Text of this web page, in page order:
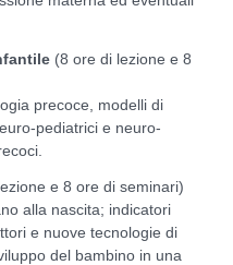
(8 ore di lezione e 8
precoce, modelli di
pediatrici e neuro-
e 8 ore di seminari)
alla nascita; indicatori
e nuove tecnologie di
del bambino in una